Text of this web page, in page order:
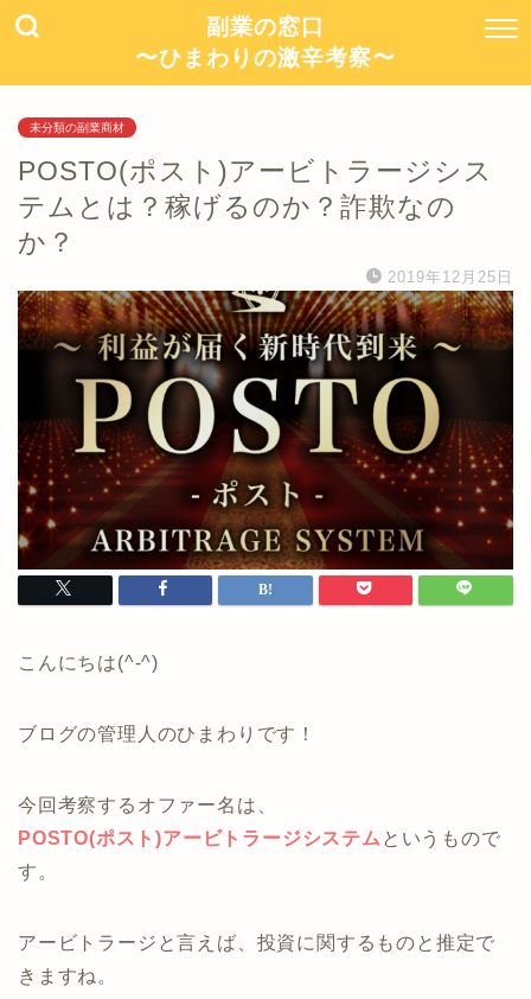
副業の窓口
〜ひまわりの激辛考察〜
未分類の副業商材
POSTO(ポスト)アービトラージシス
テムとは？稼げるのか？詐欺なの
か？
2019年12月25日
こんにちは(^-^)
ブログの管理人のひまわりです！
今回考察するオファー名は、
POSTO(ポスト)アービトラージシステム というもので
す。
アービトラージと言えば、投資に関するものと推定で
きますね。